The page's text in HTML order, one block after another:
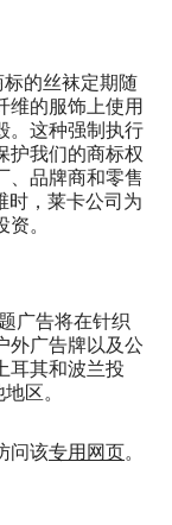
的丝袜定期随
维的服饰上使用
。这种强制执行
护我们的商标权
、品牌商和零售
时，莱卡公司为
。
广告将在针织
外广告牌以及公
耳其和波兰投
区。
问该专用网页。